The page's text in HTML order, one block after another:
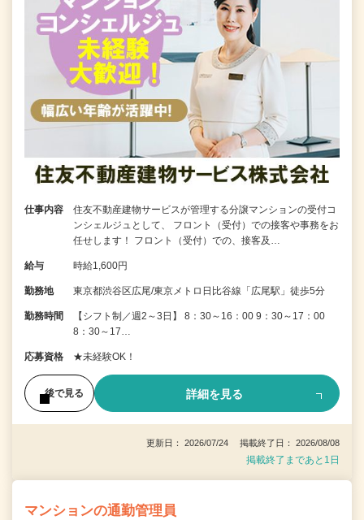
仕事内容
住友不動産建物サービスが管理する分譲マンションの受付コ
ンシェルジュとして、 フロント（受付）での接客や事務をお
任せします！ フロント（受付）での、接客及…
給与 時給1,600円
勤務地 東京都渋谷区広尾/東京メトロ日比谷線「広尾駅」徒歩5分
勤務時間
【シフト制／週2～3日】 8：30～16：00 9：30～17：00
8：30～17…
応募資格 ★未経験OK！
後で見る 詳細を見る
更新日： 2026/07/24 掲載終了日： 2026/08/08
掲載終了まであと1日
マンションの通勤管理員